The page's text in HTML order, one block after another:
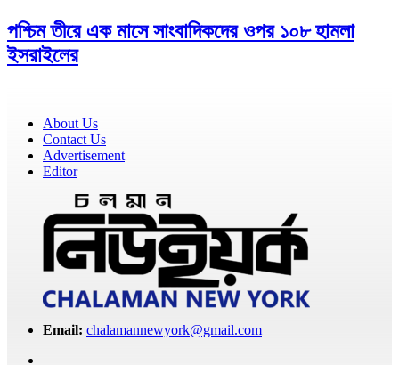
পশ্চিম তীরে এক মাসে সাংবাদিকদের ওপর ১০৮ হামলা
ইসরাইলের
About Us
Contact Us
Advertisement
Editor
Email: chalamannewyork@gmail.com